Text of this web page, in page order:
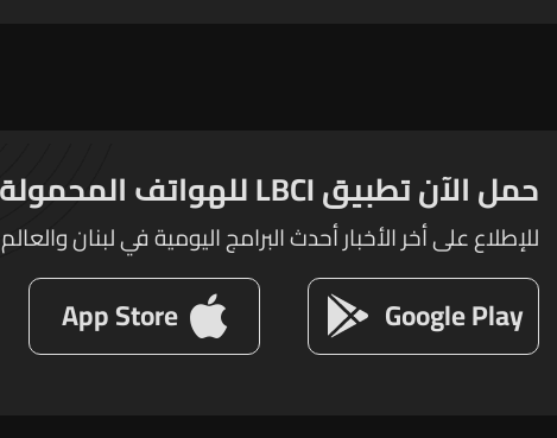
حمل الآن تطبيق LBCI للهواتف المحمولة
للإطلاع على أخر الأخبار أحدث البرامج اليومية في لبنان والعالم
Google Play
App Store